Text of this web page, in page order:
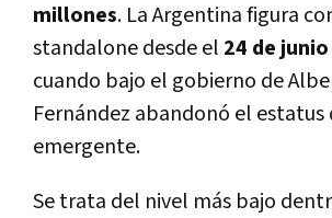
millones. La Argentina figura
standalone desde el 24 de
cuando bajo el gobierno de
Fernández abandonó el estatus
emergente.
Se trata del nivel más bajo